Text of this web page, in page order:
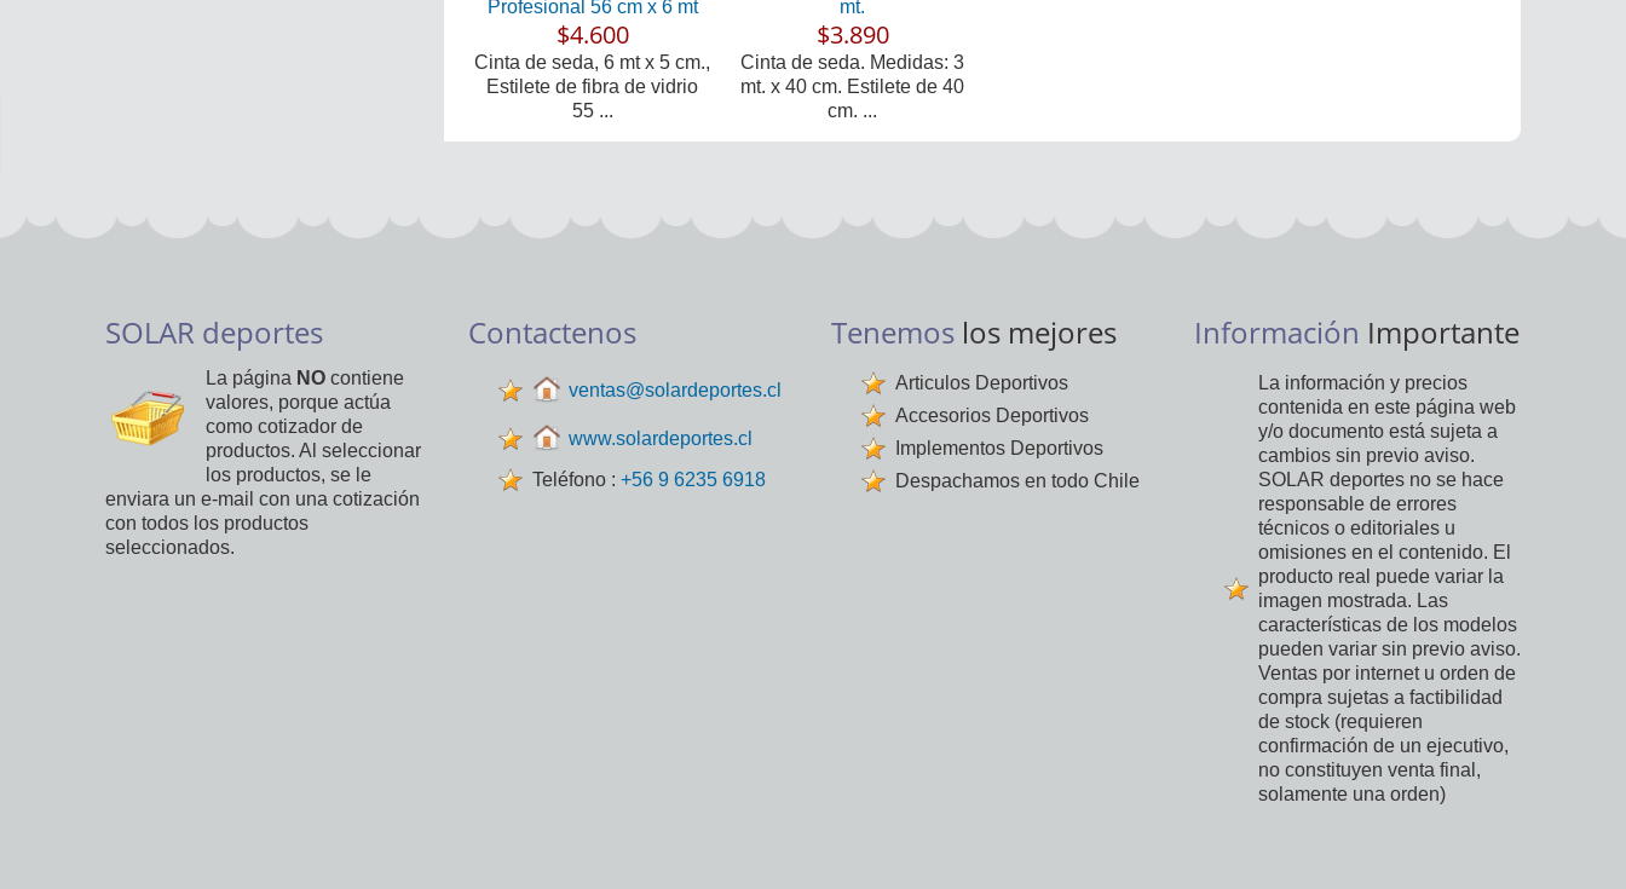
Profesional 56 cm x 6 mt
$4.600
Cinta de seda, 6 mt x 5 cm.,
Estilete de fibra de vidrio
55 ...
mt.
$3.890
Cinta de seda. Medidas: 3
mt. x 40 cm. Estilete de 40
cm. ...
SOLAR deportes
La página NO contiene
valores, porque actúa
como cotizador de
productos. Al seleccionar
los productos, se le
enviara un e-mail con una cotización
con todos los productos
seleccionados.
Contactenos
ventas@solardeportes.cl
www.solardeportes.cl
Teléfono : +56 9 6235 6918
Tenemos los mejores
Articulos Deportivos
Accesorios Deportivos
Implementos Deportivos
Despachamos en todo Chile
Información Importante
La información y precios
contenida en este página web
y/o documento está sujeta a
cambios sin previo aviso.
SOLAR deportes no se hace
responsable de errores
técnicos o editoriales u
omisiones en el contenido. El
producto real puede variar la
imagen mostrada. Las
características de los modelos
pueden variar sin previo aviso.
Ventas por internet u orden de
compra sujetas a factibilidad
de stock (requieren
confirmación de un ejecutivo,
no constituyen venta final,
solamente una orden)